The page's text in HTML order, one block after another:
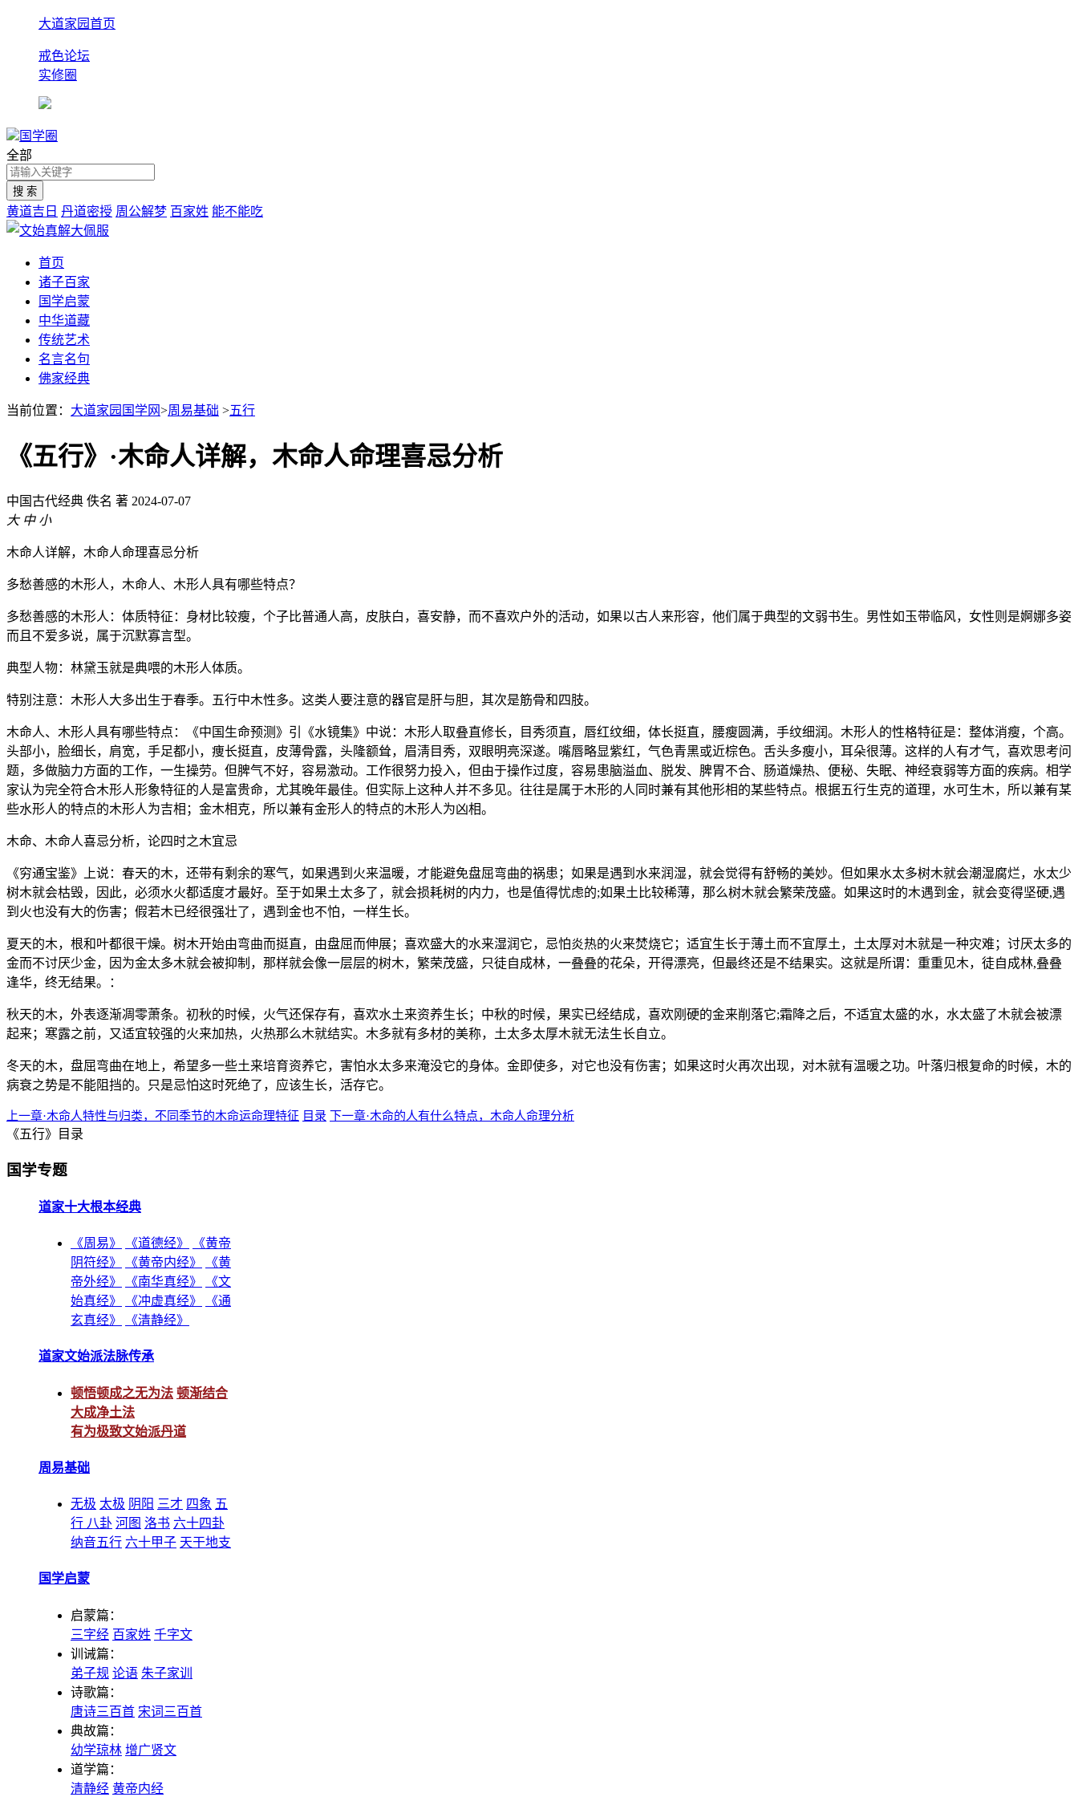
大道家园首页
戒色论坛
实修圈
国学圈
全部
黄道吉日 丹道密授 周公解梦 百家姓 能不能吃
首页
诸子百家
国学启蒙
中华道藏
传统艺术
名言名句
佛家经典
当前位置： 大道家园国学网>周易基础 >五行
《五行》·木命人详解，木命人命理喜忌分析
中国古代经典 佚名 著 2024-07-07
大 中 小
木命人详解，木命人命理喜忌分析
多愁善感的木形人，木命人、木形人具有哪些特点？
多愁善感的木形人：体质特征：身材比较瘦，个子比普通人高，皮肤白，喜安静，而不喜欢户外的活动，如果以古人来形容，他们属于典型的文弱书生。男性如玉带临风，女性则是婀娜多姿
而且不爱多说，属于沉默寡言型。
典型人物：林黛玉就是典喂的木形人体质。
特别注意：木形人大多出生于春季。五行中木性多。这类人要注意的器官是肝与胆，其次是筋骨和四肢。
木命人、木形人具有哪些特点：《中国生命预测》引《水镜集》中说：木形人取叠直修长，目秀须直，唇红纹细，体长挺直，腰瘦圆满，手纹细润。木形人的性格特征是：整体消瘦，个高。
头部小，脸细长，肩宽，手足都小，痩长挺直，皮薄骨露，头隆额耸，眉淸目秀，双眼明亮深遂。嘴唇略显紫红，气色青黑或近棕色。舌头多瘦小，耳朵很薄。这样的人有才气，喜欢思考问
题，多做脑力方面的工作，一生操劳。但脾气不好，容易激动。工作很努力投入，但由于操作过度，容易患脑溢血、脱发、脾胃不合、肠道燥热、便秘、失眠、神经衰弱等方面的疾病。相学
家认为完全符合木形人形象特征的人是富贵命，尤其晚年最佳。但实际上这种人并不多见。往往是属于木形的人同时兼有其他形相的某些特点。根据五行生克的道理，水可生木，所以兼有某
些水形人的特点的木形人为吉相；金木相克，所以兼有金形人的特点的木形人为凶相。
木命、木命人喜忌分析，论四时之木宜忌
《穷通宝鉴》上说：春天的木，还带有剩余的寒气，如果遇到火来温暖，才能避免盘屈弯曲的祸患；如果是遇到水来润湿，就会觉得有舒畅的美妙。但如果水太多树木就会潮湿腐烂，水太少
树木就会枯毁，因此，必须水火都适度才最好。至于如果土太多了，就会损耗树的内力，也是值得忧虑的;如果土比较稀薄，那么树木就会繁荣茂盛。如果这时的木遇到金，就会变得坚硬,遇
到火也没有大的伤害；假若木已经很强壮了，遇到金也不怕，一样生长。
夏天的木，根和叶都很干燥。树木开始由弯曲而挺直，由盘屈而伸展；喜欢盛大的水来湿润它，忌怕炎热的火来焚烧它；适宜生长于薄土而不宜厚土，土太厚对木就是一种灾难；讨厌太多的
金而不讨厌少金，因为金太多木就会被抑制，那样就会像一层层的树木，繁荣茂盛，只徒自成林，一叠叠的花朵，开得漂亮，但最终还是不结果实。这就是所谓：重重见木，徒自成林,叠叠
逢华，终无结果。：
秋天的木，外表逐渐凋零萧条。初秋的时候，火气还保存有，喜欢水土来资养生长；中秋的时候，果实已经结成，喜欢刚硬的金来削落它;霜降之后，不适宜太盛的水，水太盛了木就会被漂
起来；寒露之前，又适宜较强的火来加热，火热那么木就结实。木多就有多材的美称，土太多太厚木就无法生长自立。
冬天的木，盘屈弯曲在地上，希望多一些土来培育资养它，害怕水太多来淹没它的身体。金即使多，对它也没有伤害；如果这时火再次出现，对木就有温暖之功。叶落归根复命的时候，木的
病衰之势是不能阻挡的。只是忌怕这时死绝了，应该生长，活存它。
上一章·木命人特性与归类，不同季节的木命运命理特征 目录 下一章·木命的人有什么特点，木命人命理分析
《五行》目录
国学专题
道家十大根本经典
《周易》 《道德经》
《黄帝
阴符经》
《黄帝内经》
《黄
帝外经》
《南华真经》
《文
始真经》
《冲虚真经》
《通
玄真经》
《清静经》
道家文始派法脉传承
顿悟顿成之无为法 顿渐结合
大成净土法
有为极致文始派丹道
周易基础
无极 太极 阴阳 三才 四象 五
行 八卦 河图 洛书 六十四卦
纳音五行 六十甲子 天干地支
国学启蒙
启蒙篇：
三字经 百家姓 千字文
训诫篇：
弟子规 论语 朱子家训
诗歌篇：
唐诗三百首 宋词三百首
典故篇：
幼学琼林 增广贤文
道学篇：
清静经 黄帝内经